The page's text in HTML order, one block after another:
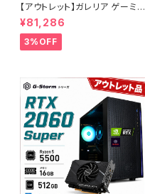
【アウトレット】ガレリア ゲーミン
グパソコン GTX 1660 Super
Core i5-11400 メモリ16GB S
SD500GB 90日保証 他メーカ
ー整備済み品
¥81,286
3%OFF